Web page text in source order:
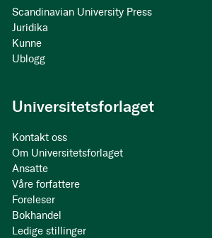
Scandinavian University Press
Juridika
Kunne
Ublogg
Universitetsforlaget
Kontakt oss
Om Universitetsforlaget
Ansatte
Våre forfattere
Foreleser
Bokhandel
Ledige stillinger